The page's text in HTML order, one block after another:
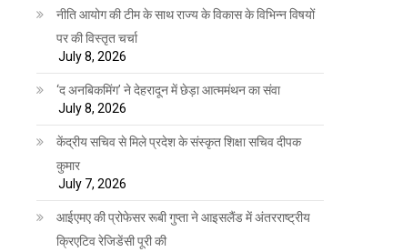
नीति आयोग की टीम के साथ राज्य के विकास के विभिन्न विषयों
पर की विस्तृत चर्चा
July 8, 2026
‘द अनबिकमिंग’ ने देहरादून में छेड़ा आत्ममंथन का संवा
July 8, 2026
केंद्रीय सचिव से मिले प्रदेश के संस्कृत शिक्षा सचिव दीपक
कुमार
July 7, 2026
आईएमए की प्रोफेसर रूबी गुप्ता ने आइसलैंड में अंतरराष्ट्रीय
क्रिएटिव रेजिडेंसी पूरी की